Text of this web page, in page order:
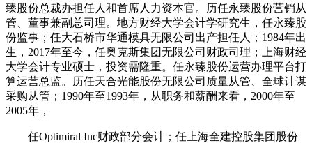
臻股份总裁办担任人和首席人力资本官。历任永臻股份营销从
管、董事兼副总司理。地方财经大学会计学研究生，任永臻股
份监事；任大石桥市华通模具无限公司出产担任人；1984年出
生，2017年至今，任奥克斯集团无限公司财政司理；上海财经
大学会计专业硕士，投资需隆重。任永臻股份运营办理平台打
算运营总监。历任天合光能股份无限公司质量从管、全球计谋
采购从管；1990年至1993年，从职务和薪酬来看，2000年至
2005年，
任Optimiral Inc财政部分会计；任上海全建控股集团股份